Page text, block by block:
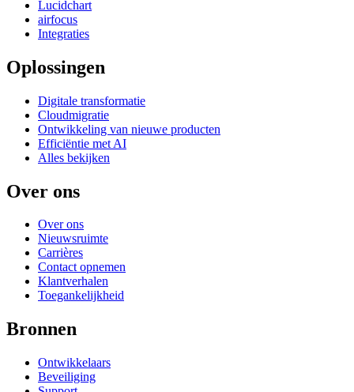
Lucidchart
airfocus
Integraties
Oplossingen
Digitale transformatie
Cloudmigratie
Ontwikkeling van nieuwe producten
Efficiëntie met AI
Alles bekijken
Over ons
Over ons
Nieuwsruimte
Carrières
Contact opnemen
Klantverhalen
Toegankelijkheid
Bronnen
Ontwikkelaars
Beveiliging